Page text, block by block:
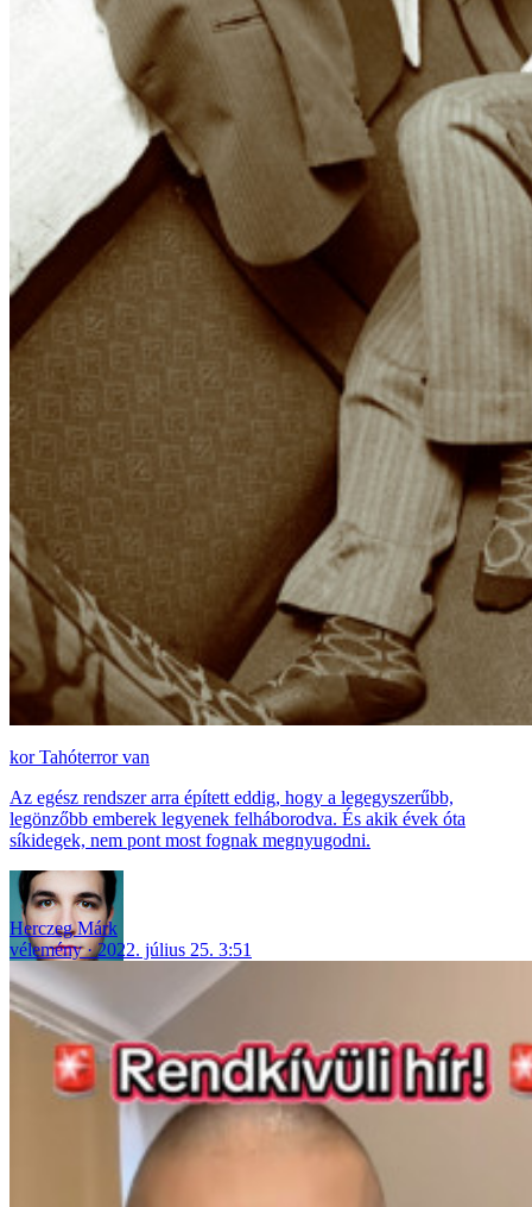
Tahóterror van
Az egész rendszer arra épített eddig, hogy a legegyszerűbb,
legönzőbb emberek legyenek felháborodva. És akik évek óta
síkidegek, nem pont most fognak megnyugodni.
Herczeg Márk
vélemény
2022. július 25. 3:51